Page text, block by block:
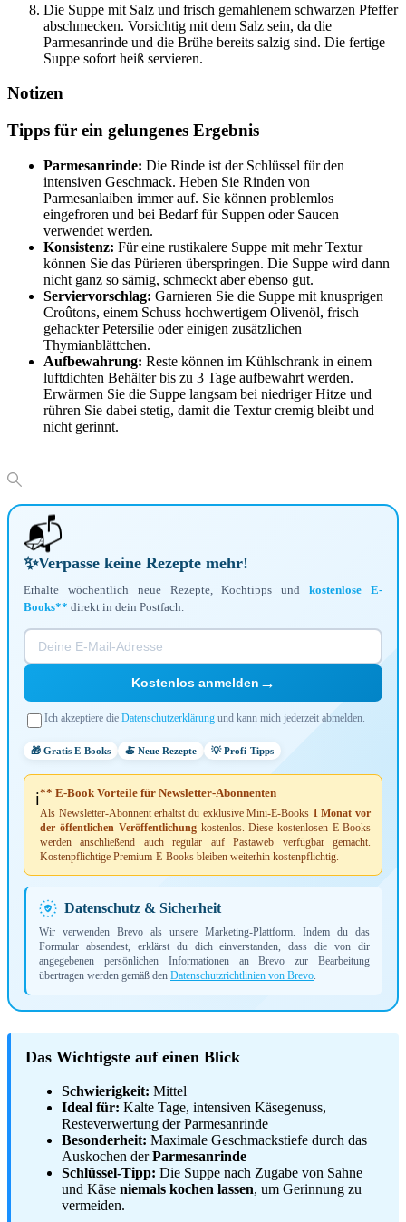
Die Suppe mit Salz und frisch gemahlenem schwarzen Pfeffer
abschmecken. Vorsichtig mit dem Salz sein, da die
Parmesanrinde und die Brühe bereits salzig sind. Die fertige
Suppe sofort heiß servieren.
Notizen
Tipps für ein gelungenes Ergebnis
Parmesanrinde: Die Rinde ist der Schlüssel für den
intensiven Geschmack. Heben Sie Rinden von
Parmesanlaiben immer auf. Sie können problemlos
eingefroren und bei Bedarf für Suppen oder Saucen
verwendet werden.
Konsistenz: Für eine rustikalere Suppe mit mehr Textur
können Sie das Pürieren überspringen. Die Suppe wird dann
nicht ganz so sämig, schmeckt aber ebenso gut.
Serviervorschlag: Garnieren Sie die Suppe mit knusprigen
Croûtons, einem Schuss hochwertigem Olivenöl, frisch
gehackter Petersilie oder einigen zusätzlichen
Thymianblättchen.
Aufbewahrung: Reste können im Kühlschrank in einem
luftdichten Behälter bis zu 3 Tage aufbewahrt werden.
Erwärmen Sie die Suppe langsam bei niedriger Hitze und
rühren Sie dabei stetig, damit die Textur cremig bleibt und
nicht gerinnt.
📬
✨Verpasse keine Rezepte mehr!
Erhalte wöchentlich neue Rezepte, Kochtipps undkostenlose E-
Books** direkt in dein Postfach.
Kostenlos anmelden →
Ich akzeptiere die Datenschutzerklärung und kann mich jederzeit abmelden.
🎁 Gratis E-Books 🍝 Neue Rezepte 💡 Profi-Tipps
ℹ️** E-Book Vorteile für Newsletter-Abonnenten
Als Newsletter-Abonnent erhältst du exklusive Mini-E-Books 1 Monat vor
der öffentlichen Veröffentlichungkostenlos. Diese kostenlosen E-Books
werden anschließend auch regulär auf Pastaweb verfügbar gemacht.
Kostenpflichtige Premium-E-Books bleiben weiterhin kostenpflichtig.
Datenschutz & Sicherheit
Wir verwenden Brevo als unsere Marketing-Plattform. Indem du das
Formular absendest, erklärst du dich einverstanden, dass die von dir
angegebenen persönlichen Informationen an Brevo zur Bearbeitung
übertragen werden gemäß den Datenschutzrichtlinien von Brevo
Das Wichtigste auf einen Blick
Schwierigkeit: Mittel
Ideal für: Kalte Tage, intensiven Käsegenuss,
Resteverwertung der Parmesanrinde
Besonderheit: Maximale Geschmackstiefe durch das
Auskochen derParmesanrinde
Schlüssel-Tipp: Die Suppe nach Zugabe von Sahne
und Käse niemals kochen lassen, um Gerinnung zu
vermeiden.